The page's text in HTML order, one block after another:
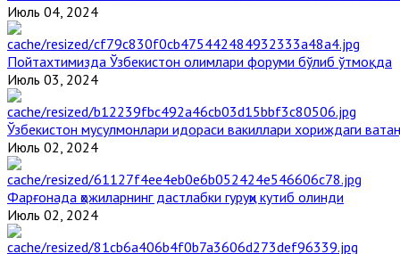
Июль 04, 2024
Пойтахтимизда Ўзбекистон олимлари форуми бўлиб ўтмоқда
Июль 03, 2024
Ўзбекистон мусулмонлари идораси вакиллари хориждаги
Июль 02, 2024
Фарғонада ҳожиларнинг дастлабки гуруҳи кутиб олинди
Июль 02, 2024